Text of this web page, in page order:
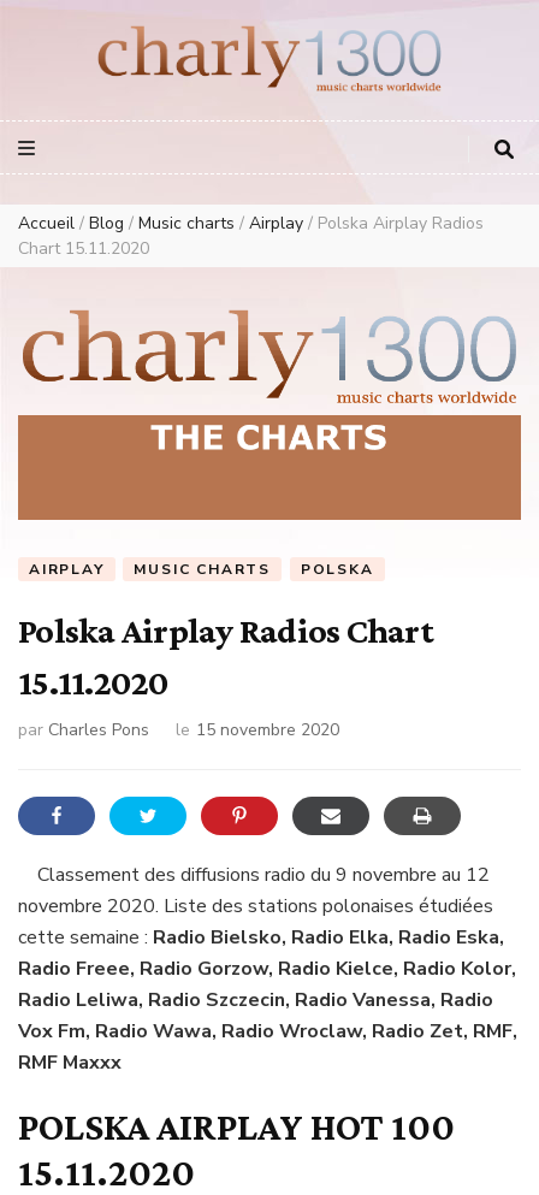
European Music Charts plus USA and Australia
Accueil / Blog / Music charts / Airplay / Polska Airplay Radios
Chart 15.11.2020
AIRPLAY MUSIC CHARTS POLSKA
Polska Airplay Radios Chart
15.11.2020
par Charles Pons le 15 novembre 2020
Classement des diffusions radio du 9 novembre au 12
novembre 2020. Liste des stations polonaises étudiées
cette semaine : Radio Bielsko, Radio Elka, Radio Eska,
Radio Freee, Radio Gorzow, Radio Kielce, Radio Kolor,
Radio Leliwa, Radio Szczecin, Radio Vanessa, Radio
Vox Fm, Radio Wawa, Radio Wroclaw, Radio Zet, RMF,
RMF Maxxx
POLSKA AIRPLAY HOT 100
15.11.2020